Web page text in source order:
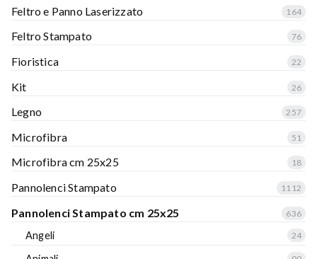
Feltro e Panno Laserizzato 164
Feltro Stampato 76
Fioristica 22
Kit 26
Legno 257
Microfibra 51
Microfibra cm 25x25 18
Pannolenci Stampato 1112
Pannolenci Stampato cm 25x25 636
Angeli 24